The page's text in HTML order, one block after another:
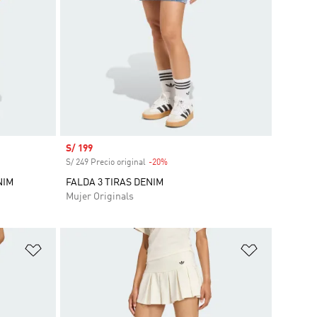
Precio de venta
S/ 199
S/ 249 Precio original -20%Descuento
FALDA 3 TIRAS DENIM
Mujer Originals
Añadir a la lista de deseos